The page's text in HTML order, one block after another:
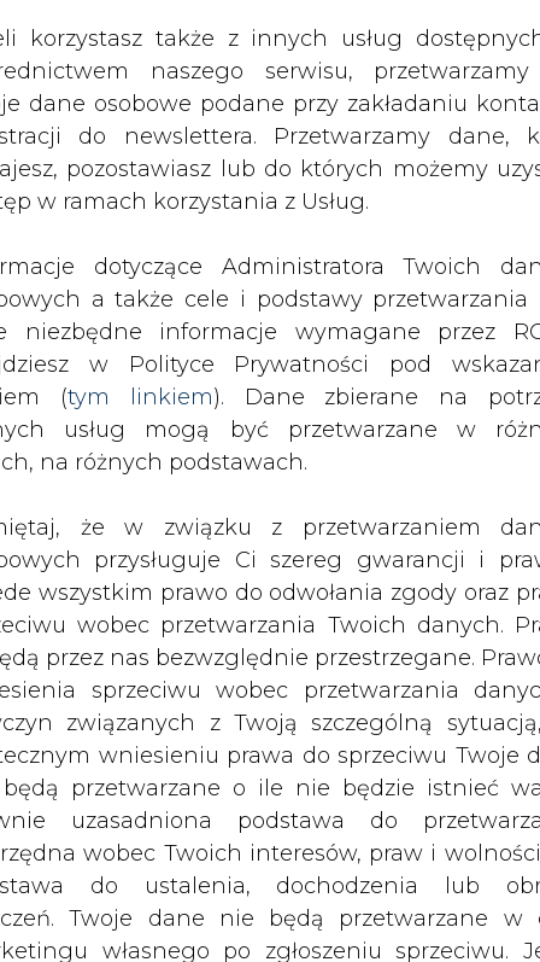
korzystasz także z innych usług
naszego serwisu,
dane osobowe podane przy zakładaniu
do newslettera. Przetwarzamy dane,
pozostawiasz lub do których możemy
w ramach korzystania z Usług.
dotyczące Administratora Twoich
a także cele i podstawy przetwarzania
niezbędne informacje wymagane przez
w Polityce Prywatności pod
(tym linkiem). Dane zbierane na
usług mogą być przetwarzane w
na różnych podstawach.
że w związku z przetwarzaniem
przysługuje Ci szereg gwarancji i
wszystkim prawo do odwołania zgody oraz
wobec przetwarzania Twoich danych.
przez nas bezwzględnie przestrzegane.
sprzeciwu wobec przetwarzania
związanych z Twoją szczególną
wniesieniu prawa do sprzeciwu Twoje
przetwarzane o ile nie będzie istnieć
uzasadniona podstawa do
wobec Twoich interesów, praw i
do ustalenia, dochodzenia lub
Twoje dane nie będą przetwarzane w
własnego po zgłoszeniu sprzeciwu.
II
marzy o II nitce Jamału.
rozmawia nie z nami, ale z Niemcami.
albo nie ma być mowy o zakazie reeksportu,
, prezes PGNiG.
inteligencji. Wydawca portalu CIRE zgadza się na
PODPIS
Przesłanie komentarza oznacza akceptację zasad korzystania
z portalu cire.pl
wyślij